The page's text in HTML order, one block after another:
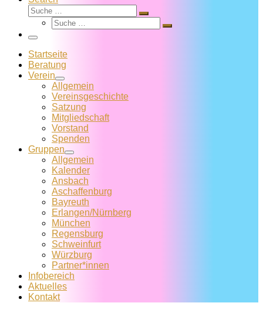
Suche
Suche
Suche
Suche
Menü
Startseite
Beratung
Verein
Allgemein
Vereins­geschichte
Satzung
Mitglied­schaft
Vorstand
Spenden
Gruppen
Allgemein
Kalender
Ansbach
Aschaffenburg
Bayreuth
Erlangen/Nürnberg
München
Regensburg
Schweinfurt
Würzburg
Partner*innen
Infobereich
Aktuelles
Kontakt